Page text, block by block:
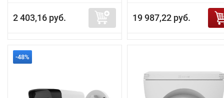
2 403,16 руб. 19 987,22 руб.
-48%